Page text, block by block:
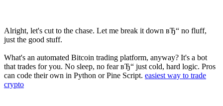
Alright, let's cut to the chase. Let me break it down вЂ“ no fluff,
just the good stuff.
What's an automated Bitcoin trading platform, anyway? It's a bot
that trades for you. No sleep, no fear вЂ“ just cold, hard logic. Pros
can code their own in Python or Pine Script. easiest way to trade
crypto